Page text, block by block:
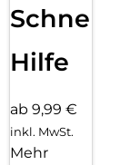
Schnelle
Hilfe
ab 9,99 €
inkl. MwSt.
Mehr